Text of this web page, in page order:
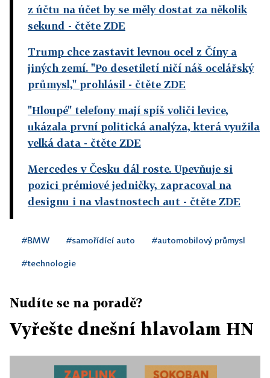
z účtu na účet by se měly dostat za několik
sekund - čtěte ZDE
Trump chce zastavit levnou ocel z Číny a
jiných zemí. "Po desetiletí ničí náš ocelářský
průmysl," prohlásil - čtěte ZDE
"Hloupé" telefony mají spíš voliči levice,
ukázala první politická analýza, která využila
velká data - čtěte ZDE
Mercedes v Česku dál roste. Upevňuje si
pozici prémiové jedničky, zapracoval na
designu i na vlastnostech aut - čtěte ZDE
#BMW #samořídící auto #automobilový průmysl
#technologie
Nudíte se na poradě?
Vyřešte dnešní hlavolam HN